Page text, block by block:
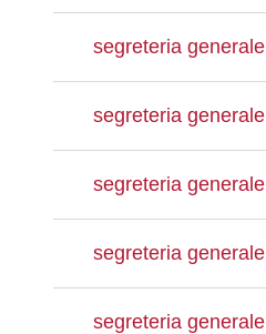
segreteria generale
segreteria generale
segreteria generale
segreteria generale
segreteria generale